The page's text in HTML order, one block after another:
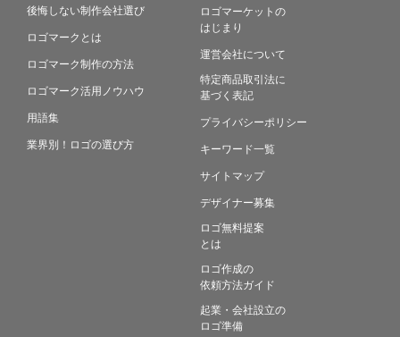
後悔しない制作会社選び
ロゴマークとは
ロゴマーク制作の方法
ロゴマーク活用ノウハウ
用語集
業界別！ロゴの選び方
ロゴマーケットの
はじまり
運営会社について
特定商品取引法に
基づく表記
プライバシーポリシー
キーワード一覧
サイトマップ
デザイナー募集
ロゴ無料提案
とは
ロゴ作成の
依頼方法ガイド
起業・会社設立の
ロゴ準備